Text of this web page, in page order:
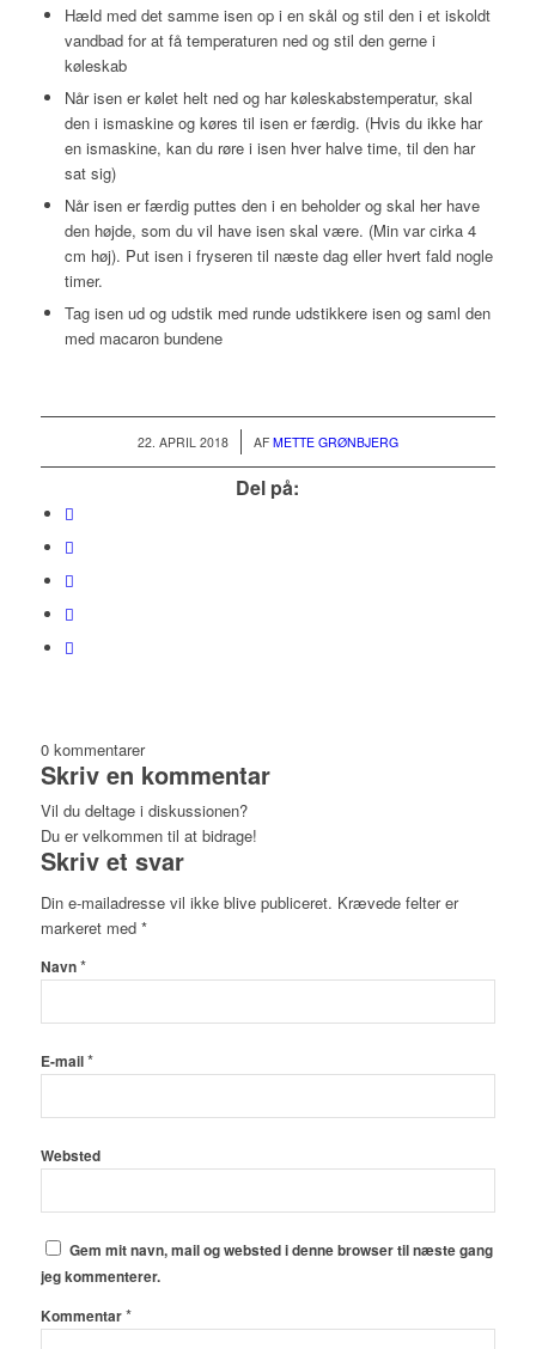
Hæld med det samme isen op i en skål og stil den i et iskoldt
vandbad for at få temperaturen ned og stil den gerne i
køleskab
Når isen er kølet helt ned og har køleskabstemperatur, skal
den i ismaskine og køres til isen er færdig. (Hvis du ikke har
en ismaskine, kan du røre i isen hver halve time, til den har
sat sig)
Når isen er færdig puttes den i en beholder og skal her have
den højde, som du vil have isen skal være. (Min var cirka 4
cm høj). Put isen i fryseren til næste dag eller hvert fald nogle
timer.
Tag isen ud og udstik med runde udstikkere isen og saml den
med macaron bundene
22. APRIL 2018
/ AF METTE GRØNBJERG
Del på:
0 kommentarer
Skriv en kommentar
Vil du deltage i diskussionen?
Du er velkommen til at bidrage!
Skriv et svar
Din e-mailadresse vil ikke blive publiceret. Krævede felter er
markeret med *
Navn*
E-mail*
Websted
Gem mit navn, mail og websted i denne browser til næste gang
jeg kommenterer.
Kommentar*